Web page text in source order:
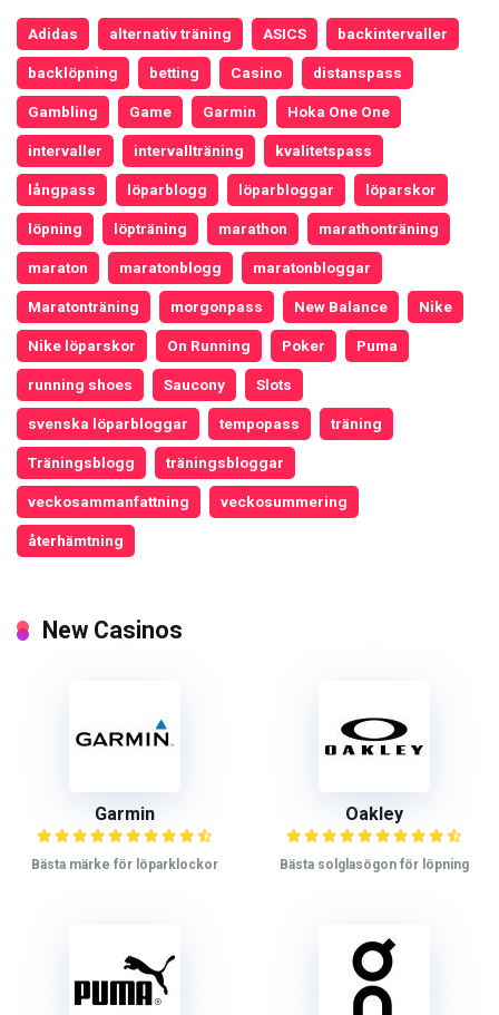
Adidas alternativ träning ASICS backintervaller
backlöpning betting Casino distanspass
Gambling Game Garmin Hoka One One
intervaller intervallträning kvalitetspass
långpass löparblogg löparbloggar löparskor
löpning löpträning marathon marathonträning
maraton maratonblogg maratonbloggar
Maratonträning morgonpass New Balance Nike
Nike löparskor On Running Poker Puma
running shoes Saucony Slots
svenska löparbloggar tempopass träning
Träningsblogg träningsbloggar
veckosammanfattning veckosummering
återhämtning
New Casinos
Garmin
Bästa märke för löparklockor
Oakley
Bästa solglasögon för löpning